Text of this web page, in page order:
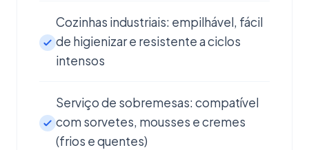
Cozinhas industriais: empilhável, fácil
de higienizar e resistente a ciclos
intensos
Serviço de sobremesas: compatível
com sorvetes, mousses e cremes
(frios e quentes)